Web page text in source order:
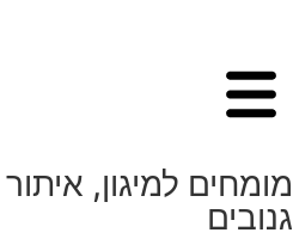
מומחים למיגון,
גנובים